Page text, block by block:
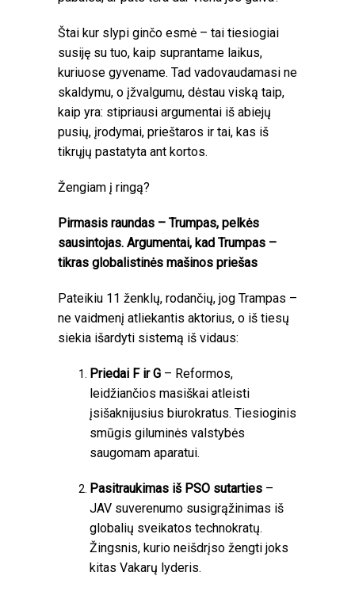
Štai kur slypi ginčo esmė – tai tiesiogiai
susiję su tuo, kaip suprantame laikus,
kuriuose gyvename. Tad vadovaudamasi ne
skaldymu, o įžvalgumu, dėstau viską taip,
kaip yra: stipriausi argumentai iš abiejų
pusių, įrodymai, prieštaros ir tai, kas iš
tikrųjų pastatyta ant kortos.
Žengiam į ringą?
Pirmasis raundas – Trumpas, pelkės
sausintojas. Argumentai, kad Trumpas –
tikras globalistinės mašinos priešas
Pateikiu 11 ženklų, rodančių, jog Trampas –
ne vaidmenį atliekantis aktorius, o iš tiesų
siekia išardyti sistemą iš vidaus:
Priedai F ir G – Reformos,
leidžiančios masiškai atleisti
įsišaknijusius biurokratus. Tiesioginis
smūgis giluminės valstybės
saugomam aparatui.
Pasitraukimas iš PSO sutarties –
JAV suverenumo susigrąžinimas iš
globalių sveikatos technokratų.
Žingsnis, kurio neišdrįso žengti joks
kitas Vakarų lyderis.